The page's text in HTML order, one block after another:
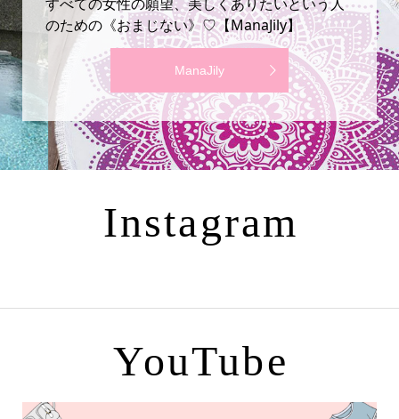
のための《おまじない》♡【ManaJily】
ManaJily
Instagram
YouTube